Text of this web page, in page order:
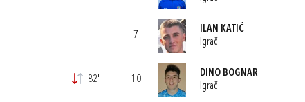
82'
7
ILAN KATIĆ
Igrač
10
DINO BOGNAR
Igrač